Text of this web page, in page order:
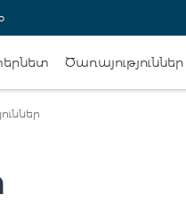
Ծառայություններ